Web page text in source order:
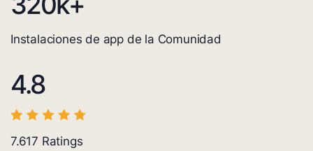
Instalaciones de app de la Comunidad
4.8
7.617 Ratings